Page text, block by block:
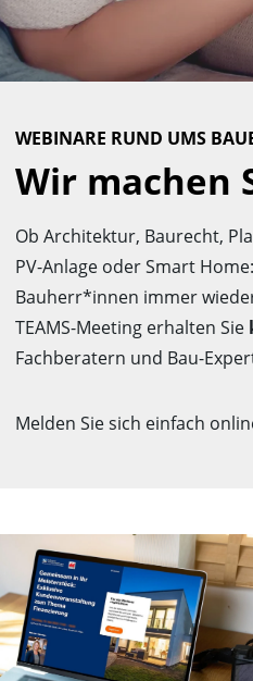
Wir machen
WEBINARE RUND UMS
Ob Architektur, Baurecht,
PV-Anlage oder Smart
Bauherr*innen immer
TEAMS-Meeting erhalten Sie
Fachberatern und Bau-
Melden Sie sich einfach